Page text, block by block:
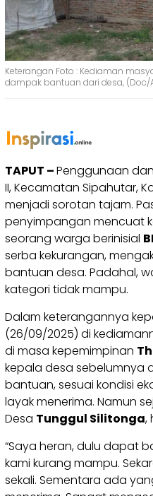
Keterangan Foto : Kediaman
dampak bantuan dari desa, (Doc/
TAPUT –Penggunaan
II, Kecamatan Sipahutar,
menjadi sorotan tajam.
penyimpangan mencuat
seorang warga berinisial
serba kekurangan,
bantuan desa. Padahal,
kategori tidak mampu.
Dalam keterangannya
(26/09/2025) di
di masa kepemimpinan
kepala desa sebelumnya
bantuan, sesuai kondisi
layak menerima. Namun
Desa Tunggul Silitonga,
“Saya heran, dulu dapat
kami kurang mampu.
sekali. Sementara ada